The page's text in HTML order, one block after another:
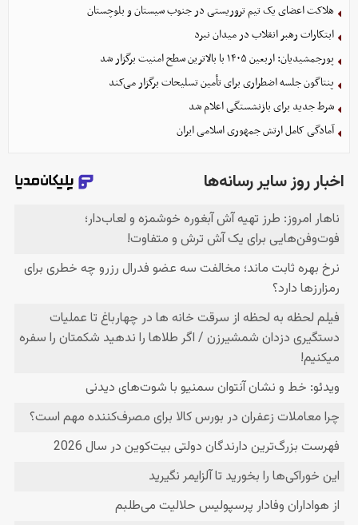
هلاکت اعضای یک تیم تروریستی در جنوب سیستان و بلوچستان
ابتکارات رهبر انقلاب در میدان نبرد
پورجمشیدیان: اربعین ۱۴۰۵ با بالاترین سطح امنیت برگزار شد
پنتاگون جلسه اضطراری برای تأمین تسلیحات برگزار می‌کند
شرط جدید برای بازنشستگی اعلام شد
آمادگی کامل ارتش جمهوری اسلامی ایران